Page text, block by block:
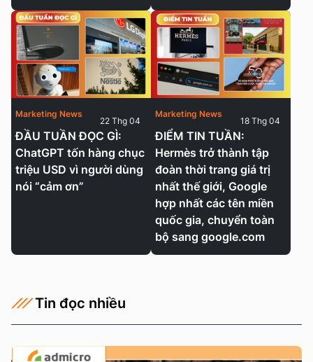
ĐẦU TUẦN ĐỌC GÌ:
ChatGPT tốn hàng chục
triệu USD vì người dùng
nói “cảm ơn”
Marketing News
22 Thg 04
ĐIỂM TIN TUẦN:
Hermès trở thành tập
đoàn thời trang giá trị
nhất thế giới, Google
hợp nhất các tên miền
quốc gia, chuyển toàn
bộ sang google.com
Marketing News
18 Thg 04
Tin đọc nhiều